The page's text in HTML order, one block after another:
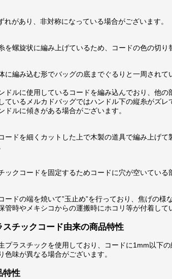
れがあり、非対称になっている場合がございます。
を螺旋状に編み上げているため、コードの色の切り
に編み込む形でバッグの底までぐるりと一周され
ドルに使用しているコードを編み込んでおり、他
ているメルカドバッグではハンドル下の縦糸がズ
ドルに傾きがある場合がございます。
ードを細くカットした上で木製の道具で編み上げ
ックコードを固定するためコードに穴が空いている
ードの端を焼いて”玉止め”を行っており、焦げの様
管時やメキシコからの運搬時にホコリ等が付着して
チックコード由来の商品特性
プラスチックを使用しており、コードに1mm以下
色味が異なる場合がございます。
特性